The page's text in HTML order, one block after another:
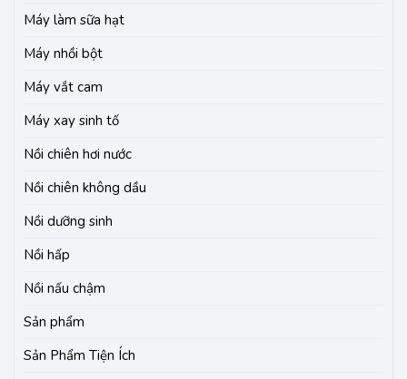
Máy làm sữa hạt
Máy nhồi bột
Máy vắt cam
Máy xay sinh tố
Nồi chiên hơi nước
Nồi chiên không dầu
Nồi dưỡng sinh
Nồi hấp
Nồi nấu chậm
Sản phẩm
Sản Phẩm Tiện Ích